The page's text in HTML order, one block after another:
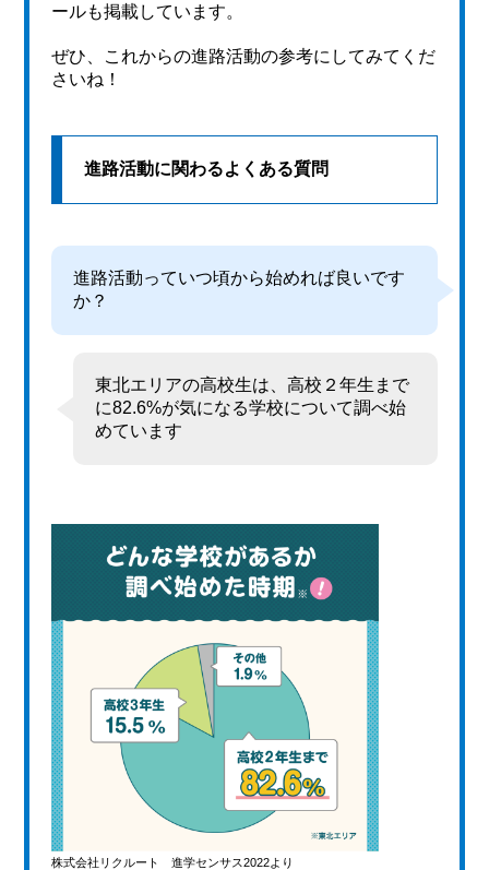
ールも掲載しています。
ぜひ、これからの進路活動の参考にしてみてくだ
さいね！
進路活動に関わるよくある質問
進路活動っていつ頃から始めれば良いです
か？
東北エリアの高校生は、高校２年生まで
に82.6%が気になる学校について調べ始
めています
株式会社リクルート 進学センサス2022より